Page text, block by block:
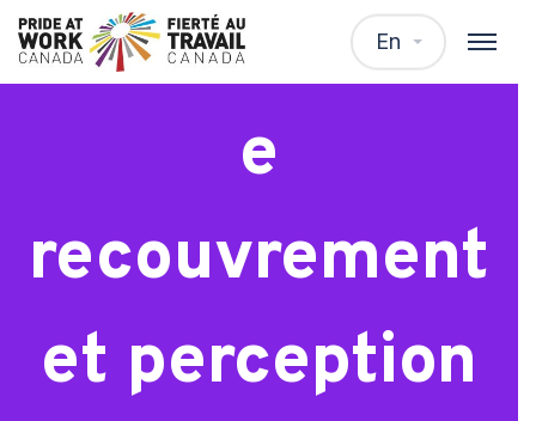
En
Représentant-
e
recouvrement
et perception